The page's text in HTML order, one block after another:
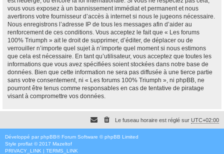
vous vous exposez à un bannissement immédiat et permanent et nous
avertirons votre fournisseur d’accès à internet si nous le jugeons nécessaire.
Nous enregistrons l’adresse IP de tous les messages afin d’aider au
renforcement de ces conditions. Vous acceptez le fait que « Les forums
100% Triumph » ait le droit de supprimer, d’éditer, de déplacer ou de
verrouiller n’importe quel sujet à n’importe quel moment si nous estimons
que cela est nécessaire. En tant qu’utilisateur, vous acceptez que toutes les
informations que vous avez spécifiées soient stockées dans notre base de
données. Bien que cette information ne sera pas diffusée à une tierce partie
sans votre consentement, ni « Les forums 100% Triumph », ni phpBB, ne
pourront être tenus comme responsables en cas de tentative de piratage
visant à compromettre vos données.
Le fuseau horaire est réglé sur UTC+02:00
Développé par phpBB® Forum Software © phpBB Limited
Style proflat © 2017 Mazeltof
PRIVACY_LINK | TERMS_LINK